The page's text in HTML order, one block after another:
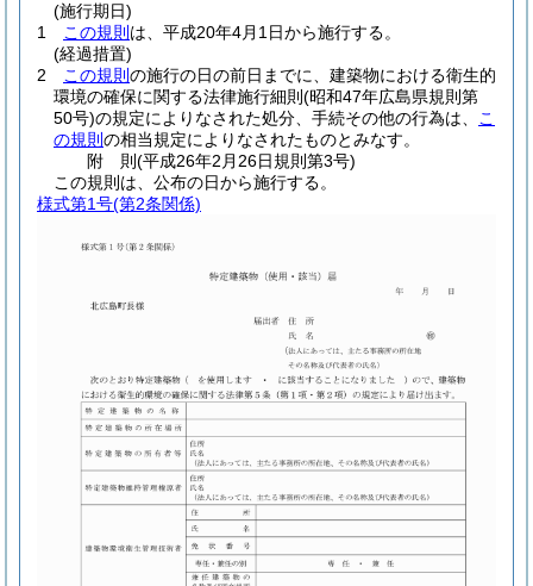
(施行期日)
1
この規則 は、平成20年4月1日から施行する。
(経過措置)
2
この規則 の施行の日の前日までに、建築物における衛生的
環境の確保に関する法律施行細則 (昭和47年広島県規則第
50号)の規定によりなされた処分、手続その他の行為は、
こ
の規則 の相当規定によりなされたものとみなす。
附 則(平成26年2月26日規則第3号)
この規則は、公布の日から施行する。
様式第1号(第2条関係)